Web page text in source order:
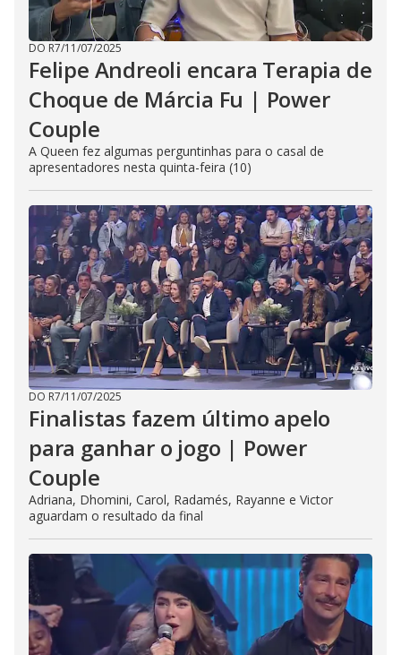
DO R7/11/07/2025
Felipe Andreoli encara Terapia de
Choque de Márcia Fu | Power
Couple
A Queen fez algumas perguntinhas para o casal de
apresentadores nesta quinta-feira (10)
DO R7/11/07/2025
Finalistas fazem último apelo
para ganhar o jogo | Power
Couple
Adriana, Dhomini, Carol, Radamés, Rayanne e Victor
aguardam o resultado da final